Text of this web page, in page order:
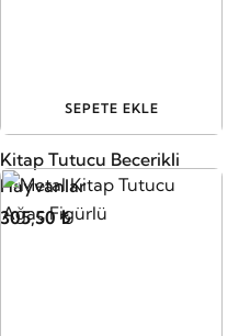
SEPETE EKLE
Kitap Tutucu Becerikli
Hayvanlar
305,50 ₺